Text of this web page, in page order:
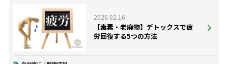
2026.02.16
【毒素・老廃物】デトックスで疲
労回復する5つの方法